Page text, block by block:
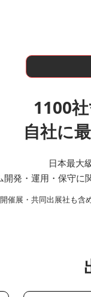
1100
自社に
日本最大
開発・運用・保守に
催展・共同出展社も含